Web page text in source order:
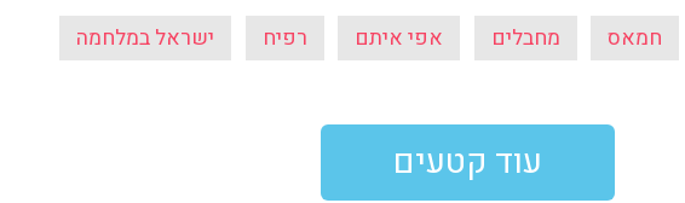
חמאס מחבלים אפי איתם רפיח ישראל במלחמה
עוד קטעים